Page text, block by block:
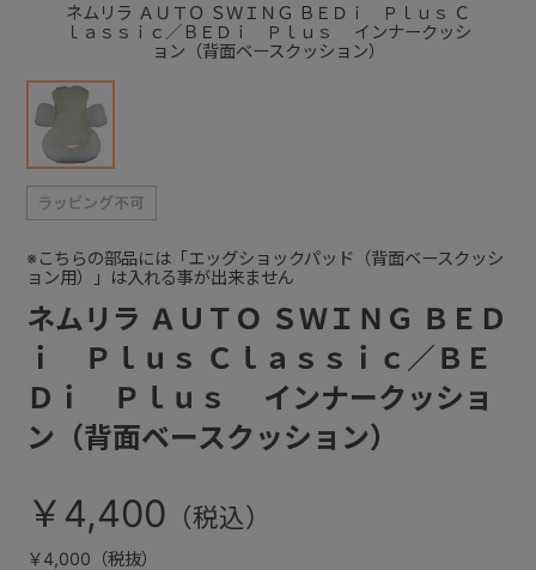
ネムリラ ＡＵＴＯ ＳＷＩＮＧ ＢＥＤｉ Ｐｌｕｓ Ｃ
ｌａｓｓｉｃ／ＢＥＤｉ Ｐｌｕｓ インナークッシ
ョン（背面ベースクッション）
ネムリラ ＡＵＴＯ ＳＷＩＮＧ ＢＥＤ
ｉ Ｐｌｕｓ Ｃｌａｓｓｉｃ／ＢＥ
Ｄｉ Ｐｌｕｓ インナークッショ
ン（背面ベースクッション）
※こちらの部品には「エッグショックパッド（背面ベースクッシ
ョン用）」は入れる事が出来ません
￥4,400
￥4,000（税抜）